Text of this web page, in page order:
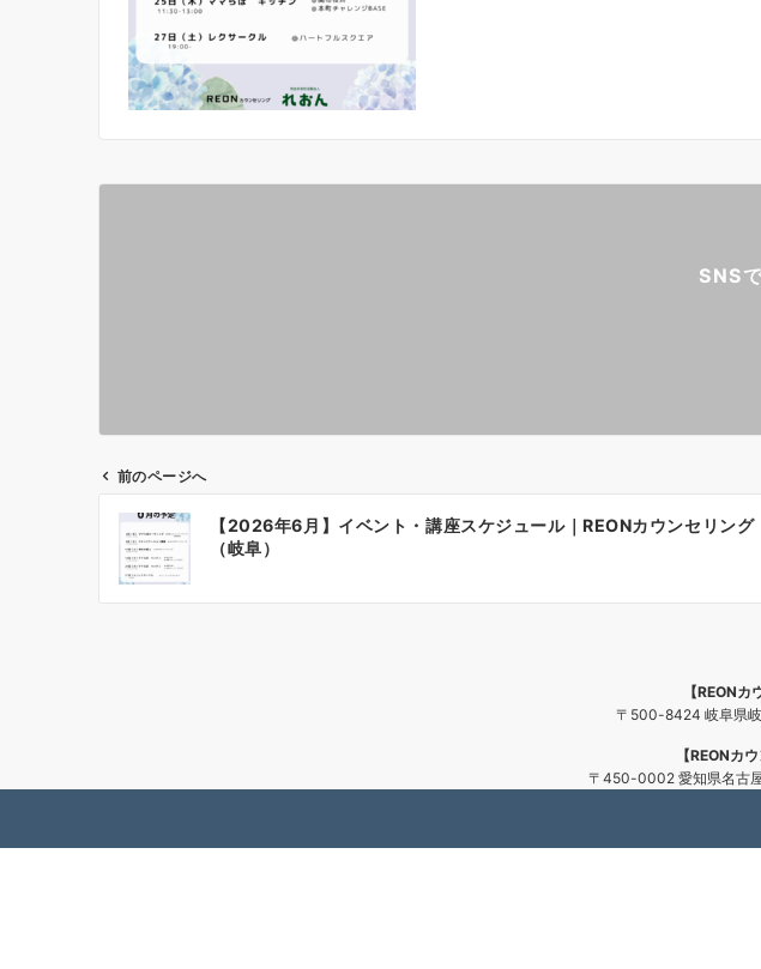
SNS
前のページへ
【2026年6月】イベント・講座スケジュール｜REONカウンセリング
（岐阜）
【REONカ
〒500-8424 岐阜県
【REONカ
〒450-0002 愛知県名古